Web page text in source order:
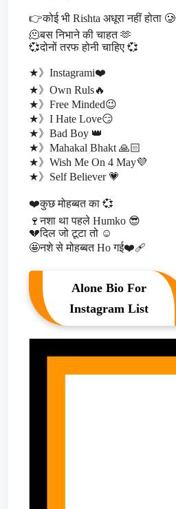
👉कोई भी Rishta अधूरा नहीं होता 🥲
🫠बस निभाने की चाहत 🫶
💞दोनों तरफ होनी चाहिए 💞
★》Instagrami❤️
★》Own Ruls🔥
★》Free Minded😉
★》I Hate Love😏
★》Bad Boy 👑
★》Mahakal Bhakt 🙏🏻
★》Wish Me On 4 May💜
★》Self Believer 💗
❤️कुछ मोहब्बत का 💞
🍷नशा था पहले Humko 😎
💔दिल जो टूटा तो ☺️
🤩नशे से मोहब्बत Ho गई❤️‍🩹
Alone Bio For
Instagram List